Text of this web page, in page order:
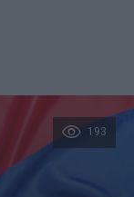
193